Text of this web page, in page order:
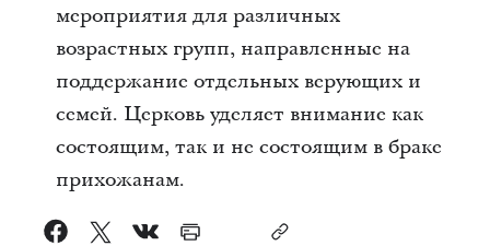
мероприятия для различных
возрастных групп, направленные на
поддержание отдельных верующих и
семей. Церковь уделяет внимание как
состоящим, так и не состоящим в браке
прихожанам.